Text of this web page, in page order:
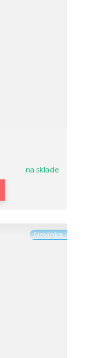
na sklade
Novinka